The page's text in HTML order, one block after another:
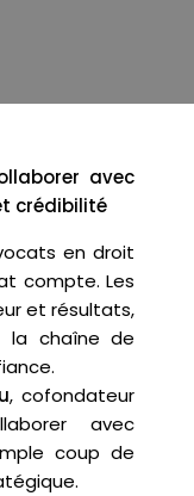
avec
crédibilité
en droit
compte. Les
et résultats,
la chaîne de
, cofondateur
avec
coup de